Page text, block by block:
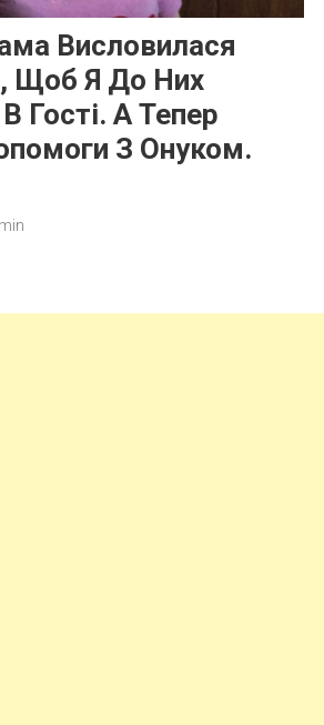
Висловилася
Щоб Я До Них
Гості. А Тепер
З Онуком.